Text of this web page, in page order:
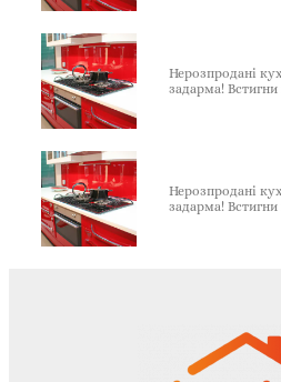
Нерозпродані
задарма!
Нерозпродані
задарма!